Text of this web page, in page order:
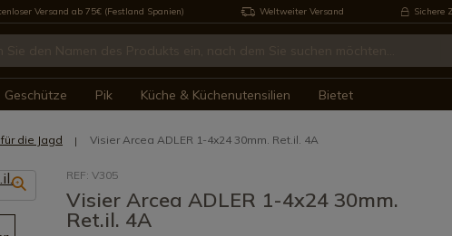
Versand ab 75€ (Festland Spanien) Weltweiter Versand Sichere
Geschütze Pik Küche & Küchenutensilien Bietet
die Jagd Visier Arcea ADLER 1-4x24 30mm. Ret.il. 4A
REF: V305
Visier Arcea ADLER 1-4x24 30mm.
Ret.il. 4A